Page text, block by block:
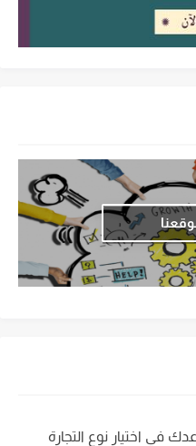
في اختيار نوع التجارة